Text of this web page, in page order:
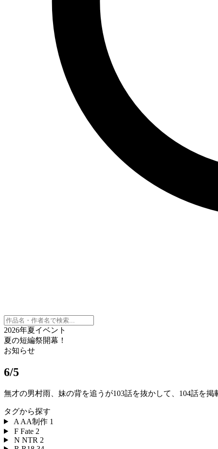
2026年夏イベント
夏の短編祭開幕！
お知らせ
6/5
無才の男村雨、妹の背を追うが103話を抜かして、104話を
タグから探す
A AA制作 1
F Fate 2
N NTR 2